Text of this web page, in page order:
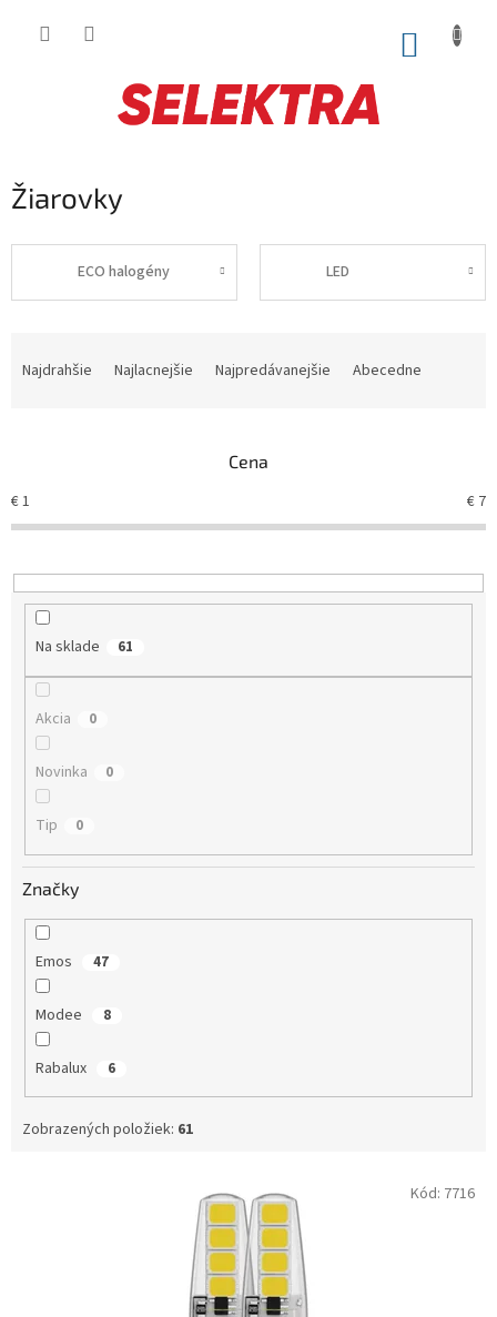
Žiarovky
ECO halogény LED
e
p
r
d
Najdrahšie Najlacnejšie Najpredávanejšie Abecedne
Cena
€1 € 7
Na sklade 61
Akcia 0
Novinka 0
Tip 0
Značky
Emos 47
Modee 8
Rabalux 6
Zobrazených položiek: 61
Kód: 7716